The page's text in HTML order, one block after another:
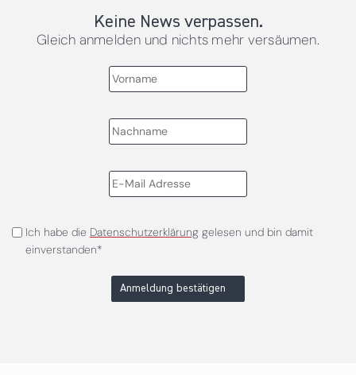
Keine News verpassen.
Gleich anmelden und nichts mehr versäumen.
Ich habe die Datenschutzerklärunggelesen und bin damit
einverstanden*
Anmeldung bestätigen